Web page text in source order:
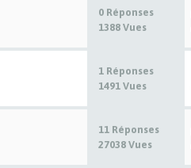
0 Réponses
1388 Vues
1 Réponses
1491 Vues
11 Réponses
27038 Vues